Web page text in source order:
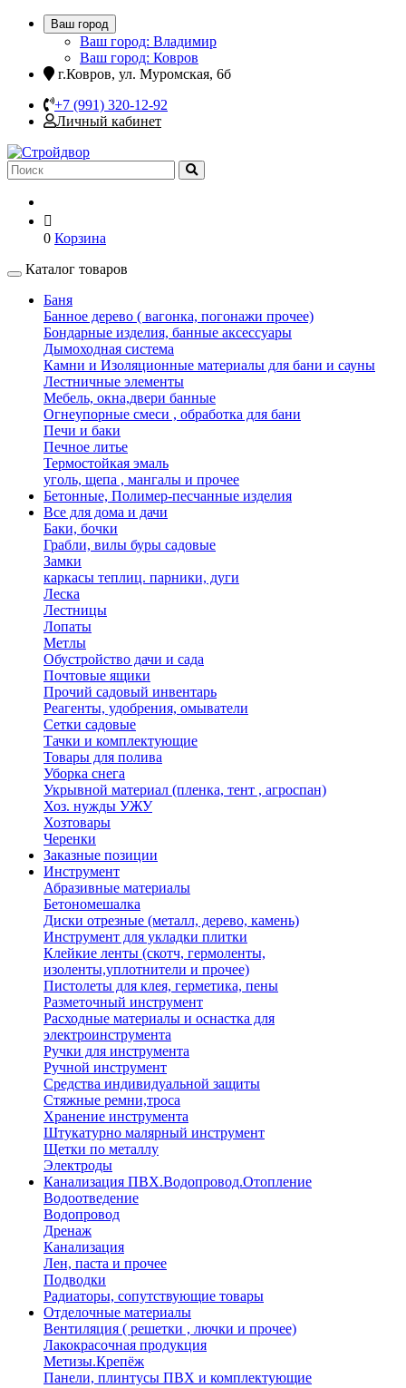
Ваш город
Ваш город: Владимир
Ваш город: Ковров
г.Ковров, ул. Муромская, 6б
+7 (991) 320-12-92
Личный кабинет
0 Корзина
Каталог товаров
Баня
Банное дерево ( вагонка, погонажи прочее)
Бондарные изделия, банные аксессуары
Дымоходная система
Камни и Изоляционные материалы для бани и сауны
Лестничные элементы
Мебель, окна,двери банные
Огнеупорные смеси , обработка для бани
Печи и баки
Печное литье
Термостойкая эмаль
уголь, щепа , мангалы и прочее
Бетонные, Полимер-песчанные изделия
Все для дома и дачи
Баки, бочки
Грабли, вилы буры садовые
Замки
каркасы теплиц. парники, дуги
Леска
Лестницы
Лопаты
Метлы
Обустройство дачи и сада
Почтовые ящики
Прочий садовый инвентарь
Реагенты, удобрения, омыватели
Сетки садовые
Тачки и комплектующие
Товары для полива
Уборка снега
Укрывной материал (пленка, тент , агроспан)
Хоз. нужды УЖУ
Хозтовары
Черенки
Заказные позиции
Инструмент
Абразивные материалы
Бетономешалка
Диски отрезные (металл, дерево, камень)
Инструмент для укладки плитки
Клейкие ленты (скотч, гермоленты,
изоленты,уплотнители и прочее)
Пистолеты для клея, герметика, пены
Разметочный инструмент
Расходные материалы и оснастка для
электроинструмента
Ручки для инструмента
Ручной инструмент
Средства индивидуальной защиты
Стяжные ремни,троса
Хранение инструмента
Штукатурно малярный инструмент
Щетки по металлу
Электроды
Канализация ПВХ.Водопровод.Отопление
Водоотведение
Водопровод
Дренаж
Канализация
Лен, паста и прочее
Подводки
Радиаторы, сопутствующие товары
Отделочные материалы
Вентиляция ( решетки , лючки и прочее)
Лакокрасочная продукция
Метизы.Крепёж
Панели, плинтусы ПВХ и комплектующие